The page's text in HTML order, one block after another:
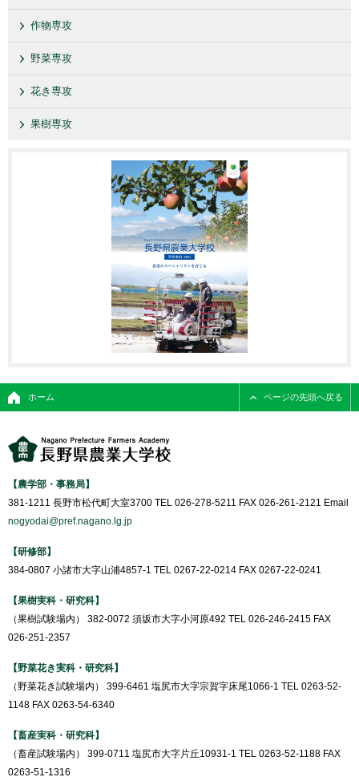
作物専攻
野菜専攻
花き専攻
果樹専攻
ホーム ページの先頭へ戻る
【農学部・事務局】
381-1211 長野市松代町大室3700 TEL 026-278-5211 FAX 026-261-2121 Email
nogyodai@pref.nagano.lg.jp
【研修部】
384-0807 小諸市大字山浦4857-1 TEL 0267-22-0214 FAX 0267-22-0241
【果樹実科・研究科】
（果樹試験場内） 382-0072 須坂市大字小河原492 TEL 026-246-2415 FAX
026-251-2357
【野菜花き実科・研究科】
（野菜花き試験場内） 399-6461 塩尻市大字宗賀字床尾1066-1 TEL 0263-52-
1148 FAX 0263-54-6340
【畜産実科・研究科】
（畜産試験場内） 399-0711 塩尻市大字片丘10931-1 TEL 0263-52-1188 FAX
0263-51-1316